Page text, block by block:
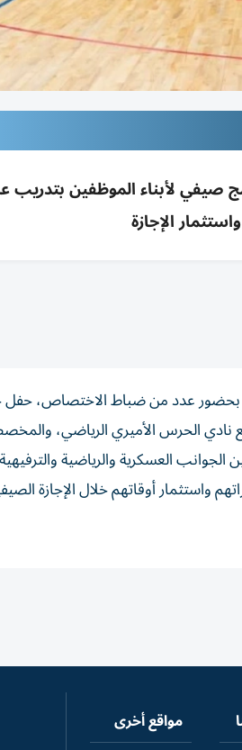
بحضور الهولي؛ برنامج صيفي لأبناء
الإجازة
بحضور عدد من ضباط الاختصاص، حفل
بالتعاون مع نادي الحرس الأميري الرياضي،
العسكرية والرياضية
واستثمار أوقاتهم خلال الإجازة
مواقع أخرى